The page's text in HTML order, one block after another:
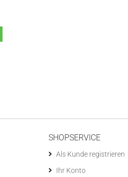
SHOPSERVICE
Als Kunde registrieren
Ihr Konto